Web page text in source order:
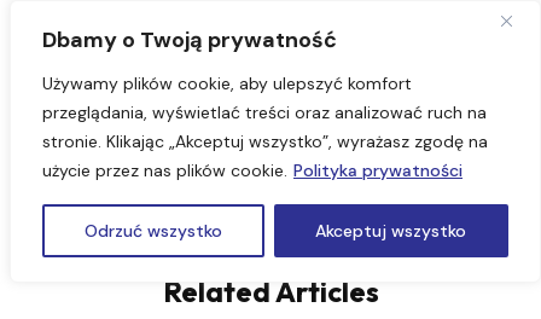
Dbamy o Twoją prywatność
Używamy plików cookie, aby ulepszyć komfort
przeglądania, wyświetlać treści oraz analizować ruch na
stronie. Klikając „Akceptuj wszystko”, wyrażasz zgodę na
użycie przez nas plików cookie. Polityka prywatności
Odrzuć wszystko Akceptuj wszystko
#6181
Related Articles